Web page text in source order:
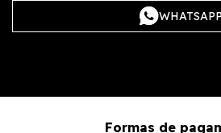
WHATSAPP
Formas de